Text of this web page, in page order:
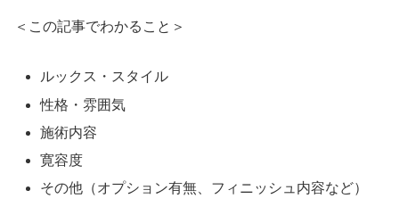
＜この記事でわかること＞
ルックス・スタイル
性格・雰囲気
施術内容
寛容度
その他（オプション有無、フィニッシュ内容など）